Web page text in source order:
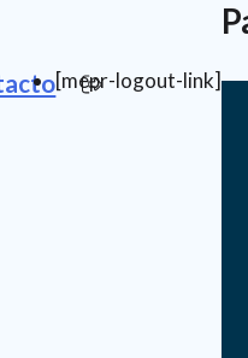
[mepr-logout-link]